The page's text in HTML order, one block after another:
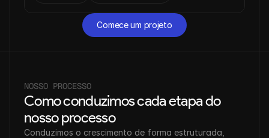
Comece um projeto
NOSSO PROCESSO
Como conduzimos cada etapa do
nosso processo
Conduzimos o crescimento de forma estruturada,